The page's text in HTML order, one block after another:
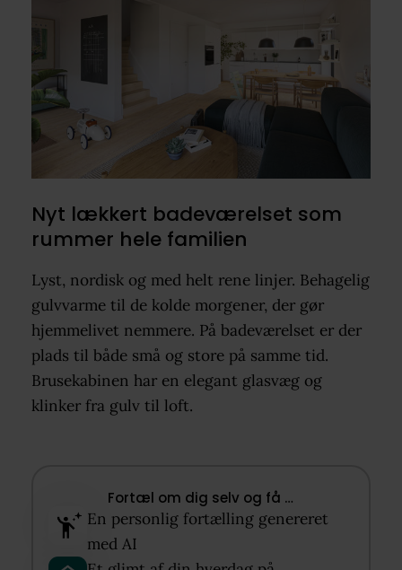
Nyt lækkert badeværelset som
rummer hele familien
Lyst, nordisk og med helt rene linjer. Behagelig
gulvvarme til de kolde morgener, der gør
hjemmelivet nemmere. På badeværelset er der
plads til både små og store på samme tid.
Brusekabinen har en elegant glasvæg og
klinker fra gulv til loft.
Fortæl om dig selv og få …​
En personlig fortælling genereret
med AI​